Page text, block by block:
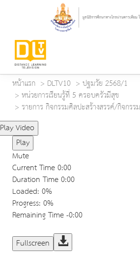
หน้าแรก DLTV10
ปฐมวัย 2568/1
หน่วยการเรียนรู้ที่ 5 ครอบครัวมีสุข
รายการ กิจกรรมศิลปะสร้างสรรค์/กิจกร
Play Video
Play
Mute
Current Time0:00
Duration Time0:00
Loaded: 0%
Progress: 0%
Remaining Time-0:00
Fullscreen